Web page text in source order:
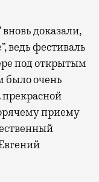
доказали,
ведь фестиваль
под открытым
было очень
прекрасной
приему